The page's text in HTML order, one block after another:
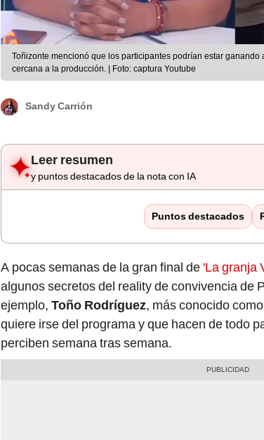
Toñizonte mencionó que los participantes podrían estar
cercana a la producción. | Foto: captura Youtube
Sandy Carrión
Leer resumen
y puntos destacados de la nota con IA
Puntos destacados
A pocas semanas de la gran final de 'La granja
algunos secretos del reality de convivencia de
ejemplo, Toño Rodríguez, más conocido
quiere irse del programa y que hacen de todo
perciben semana tras semana.